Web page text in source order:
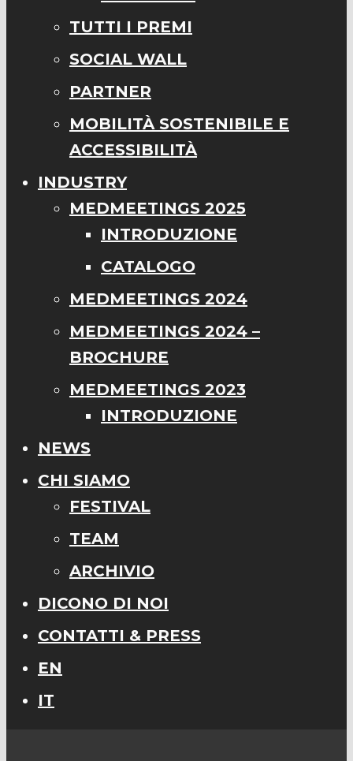
TUTTI I PREMI
SOCIAL WALL
PARTNER
MOBILITÀ SOSTENIBILE E
ACCESSIBILITÀ
INDUSTRY
MEDMEETINGS 2025
INTRODUZIONE
CATALOGO
MEDMEETINGS 2024
MEDMEETINGS 2024 –
BROCHURE
MEDMEETINGS 2023
INTRODUZIONE
NEWS
CHI SIAMO
FESTIVAL
TEAM
ARCHIVIO
DICONO DI NOI
CONTATTI & PRESS
EN
IT